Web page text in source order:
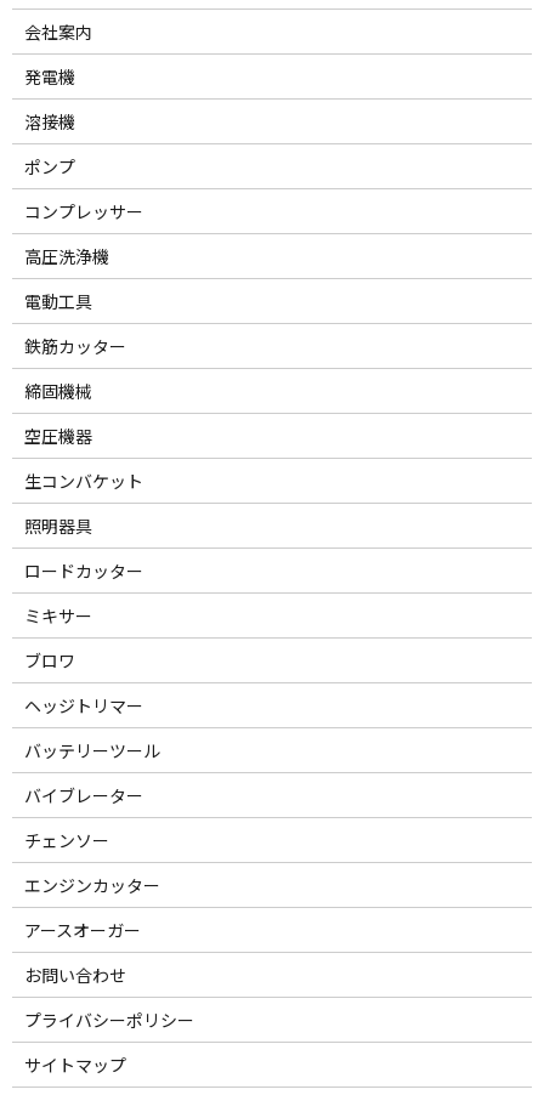
会社案内
発電機
溶接機
ポンプ
コンプレッサー
高圧洗浄機
電動工具
鉄筋カッター
締固機械
空圧機器
生コンバケット
照明器具
ロードカッター
ミキサー
ブロワ
ヘッジトリマー
バッテリーツール
バイブレーター
チェンソー
エンジンカッター
アースオーガー
お問い合わせ
プライバシーポリシー
サイトマップ